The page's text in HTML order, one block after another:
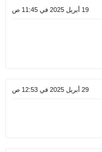
19 أبريل 2025 في 11:45 ص
29 أبريل 2025 في 12:53 ص